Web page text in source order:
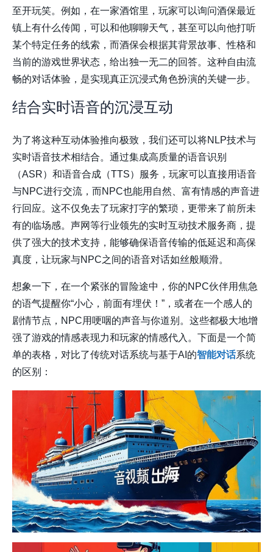
至开玩笑。例如，在一家酒馆里，玩家可以询问酒保最近
镇上有什么传闻，可以和他聊聊天气，甚至可以向他打听
某个特定任务的线索，而酒保会根据其背景故事、性格和
当前的游戏世界状态，给出独一无二的回答。这种自由流
畅的对话体验，是实现真正沉浸式角色扮演的关键一步。
结合实时语音的沉浸互动
为了将这种互动体验推向极致，我们还可以将NLP技术与
实时语音技术相结合。通过集成高质量的语音识别
（ASR）和语音合成（TTS）服务，玩家可以直接用语音
与NPC进行交流，而NPC也能用自然、富有情感的声音进
行回应。这不仅免去了玩家打字的繁琐，更带来了前所未
有的临场感。 声网等行业领先的实时互动技术服务商，提
供了强大的技术支持，能够确保语音传输的低延迟和高保
真度，让玩家与NPC之间的语音对话如丝般顺滑。
想象一下，在一个紧张的冒险途中，你的NPC伙伴用焦急
的语气提醒你“小心，前面有埋伏！”，或者在一个感人的
剧情节点，NPC用哽咽的声音与你道别。这些都极大地增
强了游戏的情感表现力和玩家的情感代入。下面是一个简
单的表格，对比了传统对话系统与基于AI的智能对话系统
的区别：